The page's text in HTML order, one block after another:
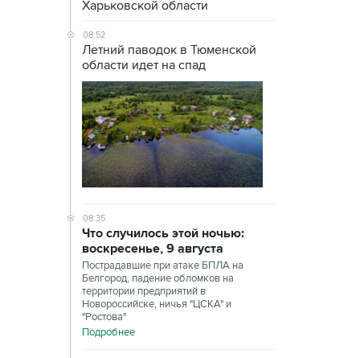
Харьковской области
08:52
Летний паводок в Тюменской
области идет на спад
08:35
Что случилось этой ночью:
воскресенье, 9 августа
Пострадавшие при атаке БПЛА на
Белгород, падение обломков на
территории предприятий в
Новороссийске, ничья "ЦСКА" и
"Ростова"
Подробнее